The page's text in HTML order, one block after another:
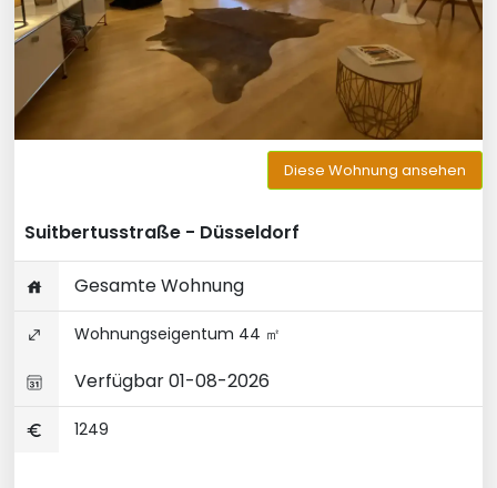
Diese Wohnung ansehen
Suitbertusstraße - Düsseldorf
Gesamte Wohnung
Wohnungseigentum 44 ㎡
Verfügbar 01-08-2026
1249